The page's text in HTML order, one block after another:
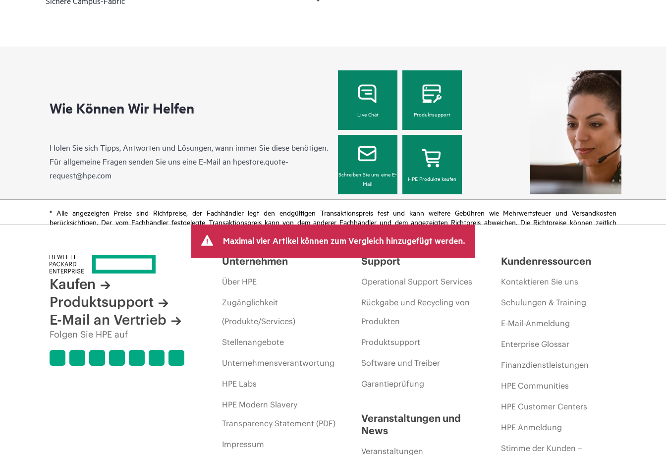
Wie Können Wir Helfen
Holen Sie sich Tipps, Antworten und Lösungen, wann immer Sie diese benötigen.
Für allgemeine Fragen senden Sie uns eine E-Mail an hpestore.quote-
request@hpe.com
Live Chat Produktsupport
Schreiben Sie uns eine E-
Mail
HPE Produkte kaufen
* Alle angezeigten Preise sind Richtpreise, der Fachhändler legt den endgültigen Transaktionspreis fest und kann weitere Gebühren wie Mehrwertsteuer und Versandkosten
berücksichtigen. Der vom Fachhändler festgelegte Transaktionspreis kann von dem anderer Fachhändler und dem angezeigten Richtpreis abweichen. Die Richtpreise können zeitlich
von Produkten, eingeschränkter Produktverfügbarkeit, dem Ende der Lebensdauer von Werbeaktionen und Fehlern in der Werbung.
Maximal vier Artikel können zum Vergleich hinzugefügt werden.
Kaufen
Produktsupport
E-Mail an Vertrieb
Folgen Sie HPE auf
Unternehmen
Über HPE
Zugänglichkeit
(Produkte/Services)
Stellenangebote
Unternehmensverantwortung
HPE Labs
HPE Modern Slavery
Transparency Statement (PDF)
Impressum
Support
Operational Support Services
Rückgabe und Recycling von
Produkten
Produktsupport
Software und Treiber
Garantieprüfung
Veranstaltungen und
News
Veranstaltungen
Kundenressourcen
Kontaktieren Sie uns
Schulungen & Training
E-Mail-Anmeldung
Enterprise Glossar
Finanzdienstleistungen
HPE Communities
HPE Customer Centers
HPE Anmeldung
Stimme der Kunden –